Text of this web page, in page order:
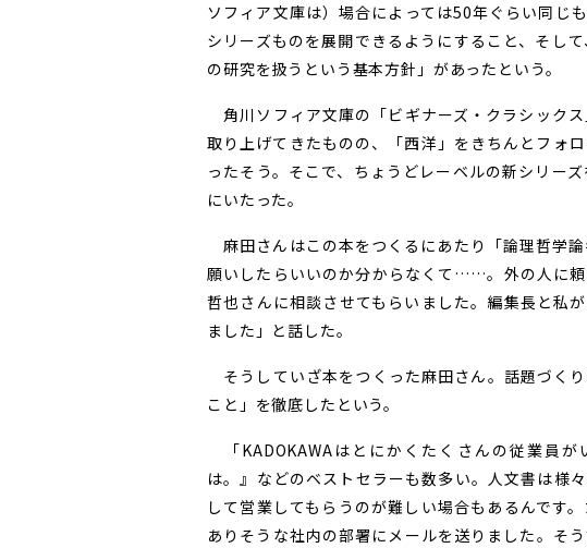
ソフィア文庫は）場合によっては50年ぐらい同じ
シリーズものを展開できるようにすること、そし
の研究を扱うという基本方針」があったという。
角川ソフィア文庫の「ビギナーズ・クラシック
取り上げてきたものの、「西洋」をきちんとフォ
ったそう。そこで、ちょうどレーベルの新シリー
にいたった。
麻田さんはこの本をつくるにあたり「論理哲学
願いしたらいいのか分からなくて……。外の人に
哲也さんに相談させてもらいました。編集長と私
ました」と話した。
そうしていざ本をつくった麻田さん。話題づく
こと」を徹底したという。
「KADOKAWAはとにかくたくさんの従業員
は。』などのベストセラーも数多い。人文書は様
して営業してもらうのが難しい場合もあるんです
ありそうな社内の部署にメールを送りました。そ